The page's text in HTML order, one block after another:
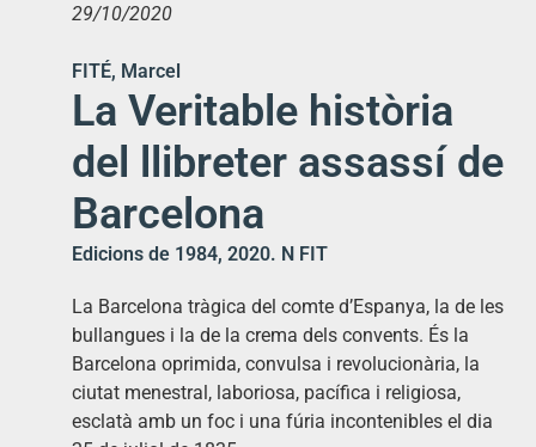
29/10/2020
FITÉ, Marcel
La Veritable història
del llibreter assassí de
Barcelona
Edicions de 1984, 2020. N FIT
La Barcelona tràgica del comte d’Espanya, la de les
bullangues i la de la crema dels convents. És la
Barcelona oprimida, convulsa i revolucionària, la
ciutat menestral, laboriosa, pacífica i religiosa,
esclatà amb un foc i una fúria incontenibles el dia